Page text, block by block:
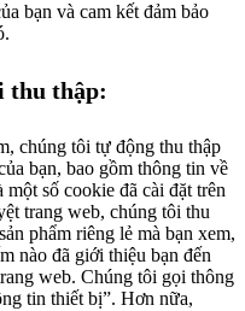
bạn và cam kết đảm bảo
thu thập:
, chúng tôi tự động thu thập
bạn, bao gồm thông tin về
số cookie đã cài đặt trên
trang web, chúng tôi thu
phẩm riêng lẻ mà bạn xem,
nào đã giới thiệu bạn đến
web. Chúng tôi gọi thông
tin thiết bị”. Hơn nữa,